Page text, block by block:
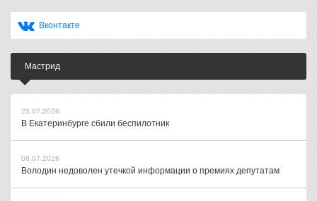
Вконтакте
Мастрид
25.07.2026
В Екатеринбурге сбили беспилотник
08.07.2026
Володин недоволен утечкой информации о премиях депутатам